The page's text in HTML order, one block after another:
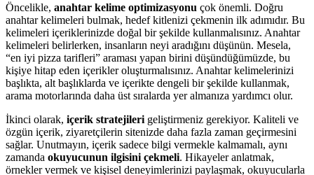
Öncelikle, anahtar kelime optimizasyonu çok önemli. Doğru
anahtar kelimeleri bulmak, hedef kitlenizi çekmenin ilk adımıdır. Bu
kelimeleri içeriklerinizde doğal bir şekilde kullanmalısınız. Anahtar
kelimeleri belirlerken, insanların neyi aradığını düşünün. Mesela,
“en iyi pizza tarifleri” araması yapan birini düşündüğümüzde, bu
kişiye hitap eden içerikler oluşturmalısınız. Anahtar kelimelerinizi
başlıkta, alt başlıklarda ve içerikte dengeli bir şekilde kullanmak,
arama motorlarında daha üst sıralarda yer almanıza yardımcı olur.
İkinci olarak, içerik stratejileri geliştirmeniz gerekiyor. Kaliteli ve
özgün içerik, ziyaretçilerin sitenizde daha fazla zaman geçirmesini
sağlar. Unutmayın, içerik sadece bilgi vermekle kalmamalı, aynı
zamanda okuyucunun ilgisini çekmeli. Hikayeler anlatmak,
örnekler vermek ve kişisel deneyimlerinizi paylaşmak, okuyucularla